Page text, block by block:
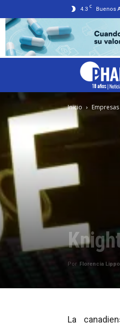
4.3 C Buenos
Inicio Empresas
Por Florencia Lippo
La